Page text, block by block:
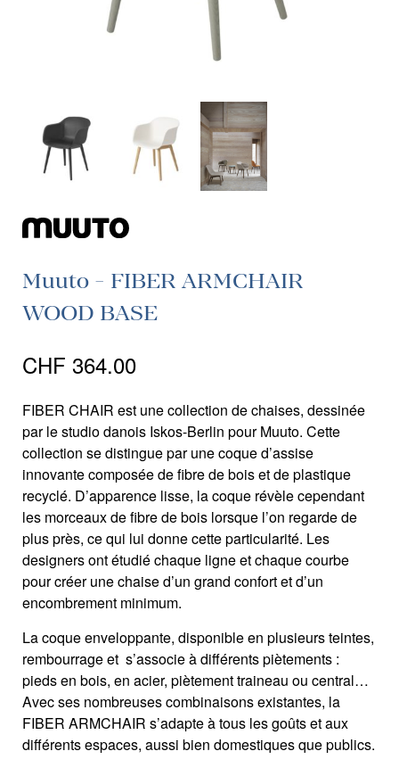
Muuto - FIBER ARMCHAIR
WOOD BASE
CHF 364.00
FIBER CHAIR est une collection de chaises, dessinée
par le studio danois Iskos-Berlin pour Muuto. Cette
collection se distingue par une coque d’assise
innovante composée de fibre de bois et de plastique
recyclé. D’apparence lisse, la coque révèle cependant
les morceaux de fibre de bois lorsque l’on regarde de
plus près, ce qui lui donne cette particularité. Les
designers ont étudié chaque ligne et chaque courbe
pour créer une chaise d’un grand confort et d’un
encombrement minimum.
La coque enveloppante, disponible en plusieurs teintes,
rembourrage et s’associe à différents piètements :
pieds en bois, en acier, piètement traineau ou central…
Avec ses nombreuses combinaisons existantes, la
FIBER ARMCHAIR s’adapte à tous les goûts et aux
différents espaces, aussi bien domestiques que publics.